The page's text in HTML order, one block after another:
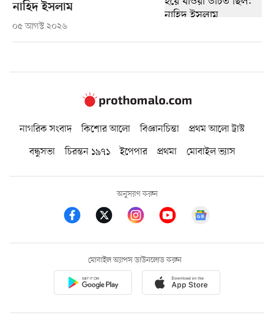
নাহিদ ইসলাম
০৫ আগস্ট ২০২৬
নাগরিক সংবাদ কিশোর আলো বিজ্ঞানচিন্তা
প্রথম আলো ট্রাস্ট
বন্ধুসভা
চিরন্তন ১৯৭১ ইপেপার প্রথমা মোবাইল ভ্যাস
অনুসরণ করুন
মোবাইল অ্যাপস ডাউনলোড করুন